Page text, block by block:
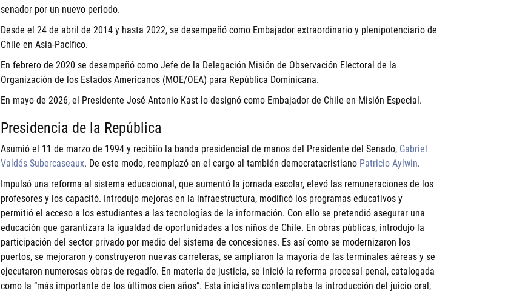
senador por un nuevo periodo.
Desde el 24 de abril de 2014 y hasta 2022, se desempeñó como Embajador extraordinario y plenipotenciario de
Chile en Asia-Pacífico.
En febrero de 2020 se desempeñó como Jefe de la Delegación Misión de Observación Electoral de la
Organización de los Estados Americanos (MOE/OEA) para República Dominicana.
En mayo de 2026, el Presidente José Antonio Kast lo designó como Embajador de Chile en Misión Especial.
Presidencia de la República
Asumió el 11 de marzo de 1994 y recibiío la banda presidencial de manos del Presidente del Senado, Gabriel
Valdés Subercaseaux. De este modo, reemplazó en el cargo al también democratacristiano Patricio Aylwin.
Impulsó una reforma al sistema educacional, que aumentó la jornada escolar, elevó las remuneraciones de los
profesores y los capacitó. Introdujo mejoras en la infraestructura, modificó los programas educativos y
permitió el acceso a los estudiantes a las tecnologías de la información. Con ello se pretendió asegurar una
educación que garantizara la igualdad de oportunidades a los niños de Chile. En obras públicas, introdujo la
participación del sector privado por medio del sistema de concesiones. Es así como se modernizaron los
puertos, se mejoraron y construyeron nuevas carreteras, se ampliaron la mayoría de las terminales aéreas y se
ejecutaron numerosas obras de regadío. En materia de justicia, se inició la reforma procesal penal, catalogada
como la “más importante de los últimos cien años”. Esta iniciativa contemplaba la introducción del juicio oral,